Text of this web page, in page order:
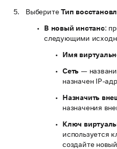
ВыберитеТип
В новый инстанс:
следующими
Имя
Сеть —
назначен IP-
Назначить
назначения
Ключ
используется
создайте